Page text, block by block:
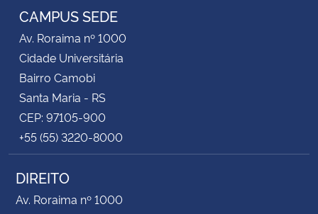
CAMPUS SEDE
Av. Roraima nº 1000
Cidade Universitária
Bairro Camobi
Santa Maria - RS
CEP: 97105-900
+55 (55) 3220-8000
DIREITO
Av. Roraima nº 1000